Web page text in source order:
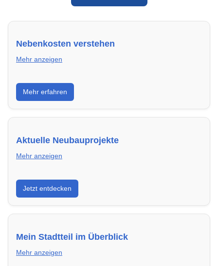
Nebenkosten verstehen
Mehr anzeigen
Erfahre, welche Nebenkosten rechtmäßig sind und
wie du deine monatliche Belastung optimieren
kannst.
Mehr erfahren
Aktuelle Neubauprojekte
Mehr anzeigen
Entdecke Neubauprojekte in Mannheim – modern,
energieeffizient und sofort bezugsfertig.
Jetzt entdecken
Mein Stadtteil im Überblick
Mehr anzeigen